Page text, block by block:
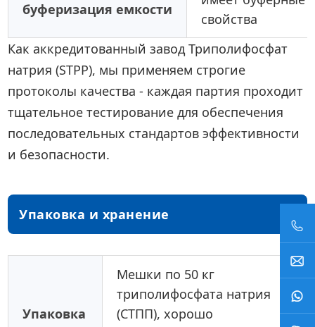
буферизация емкости
свойства
Как аккредитованный завод Триполифосфат
натрия (STPP), мы применяем строгие
протоколы качества - каждая партия проходит
тщательное тестирование для обеспечения
последовательных стандартов эффективности
и безопасности.
Упаковка и хранение
Упаковка
Мешки по 50 кг
триполифосфата натрия
(СТПП), хорошо